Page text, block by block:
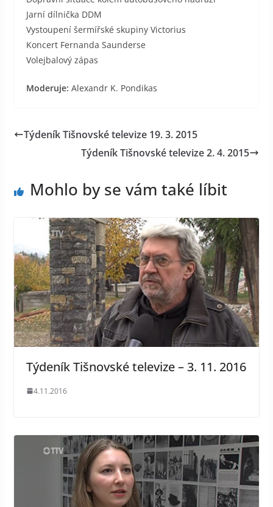
Jarní dílnička DDM
Vystoupení šermířské skupiny Victorius
Koncert Fernanda Saunderse
Volejbalový zápas
Moderuje: Alexandr K. Pondikas
Týdeník Tišnovské televize 19. 3. 2015
Týdeník Tišnovské televize 2. 4. 2015
Mohlo by se vám také líbit
Týdeník Tišnovské televize – 3. 11. 2016
4.11.2016